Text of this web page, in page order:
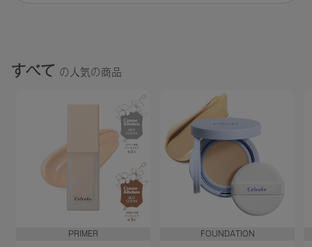
すべて の人気の商品
PRIMER FOUNDATION